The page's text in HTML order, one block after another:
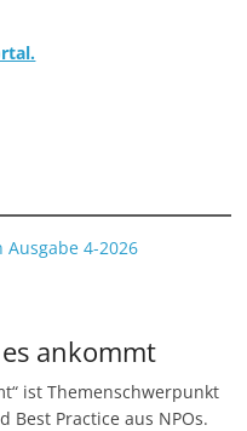
ankommt
ist Themenschwerpunkt
Best Practice aus NPOs.